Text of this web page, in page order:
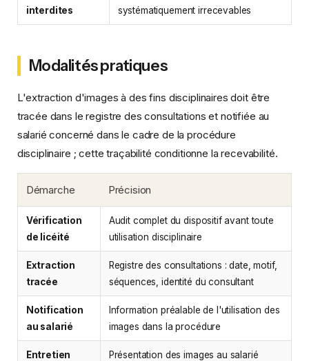
interdites
systématiquement irrecevables
Modalités pratiques
L'extraction d'images à des fins disciplinaires doit être
tracée dans le registre des consultations et notifiée au
salarié concerné dans le cadre de la procédure
disciplinaire ; cette traçabilité conditionne la recevabilité.
Démarche Précision
Vérification
de licéité
Audit complet du dispositif avant toute
utilisation disciplinaire
Extraction
tracée
Registre des consultations : date, motif,
séquences, identité du consultant
Notification
au salarié
Information préalable de l'utilisation des
images dans la procédure
Entretien
Présentation des images au salarié